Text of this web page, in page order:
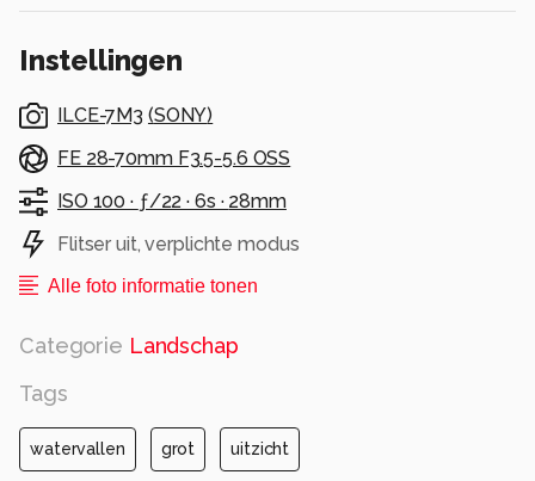
Instellingen
ILCE-7M3 (SONY)
FE 28-70mm F3.5-5.6 OSS
ISO 100 · ƒ/22 · 6s · 28mm
Flitser uit, verplichte modus
Alle foto informatie tonen
Categorie Landschap
Tags
watervallen grot uitzicht